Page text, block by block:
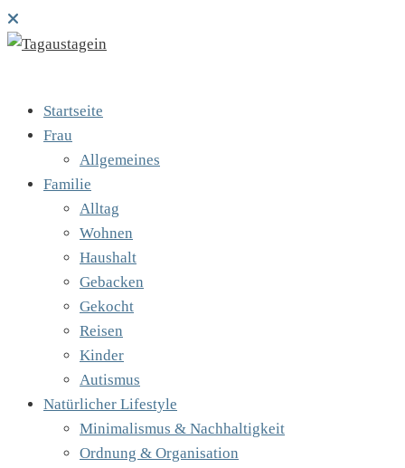
Startseite
Frau
Allgemeines
Familie
Alltag
Wohnen
Haushalt
Gebacken
Gekocht
Reisen
Kinder
Autismus
Natürlicher Lifestyle
Minimalismus & Nachhaltigkeit
Ordnung & Organisation